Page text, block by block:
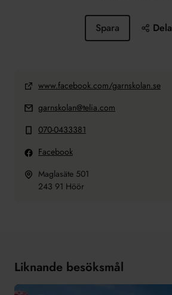
Spara Dela
www.facebook.com/garnskolan.se
garnskolan@telia.com
070-0433381
Facebook
Maglasäte 501
243 91 Höör
Liknande besöksmål